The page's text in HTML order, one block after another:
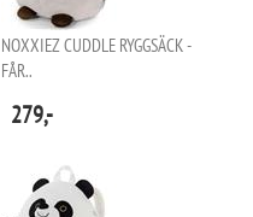
NOXXIEZ CUDDLE RYGGSÄCK -
FÅR..
279,-